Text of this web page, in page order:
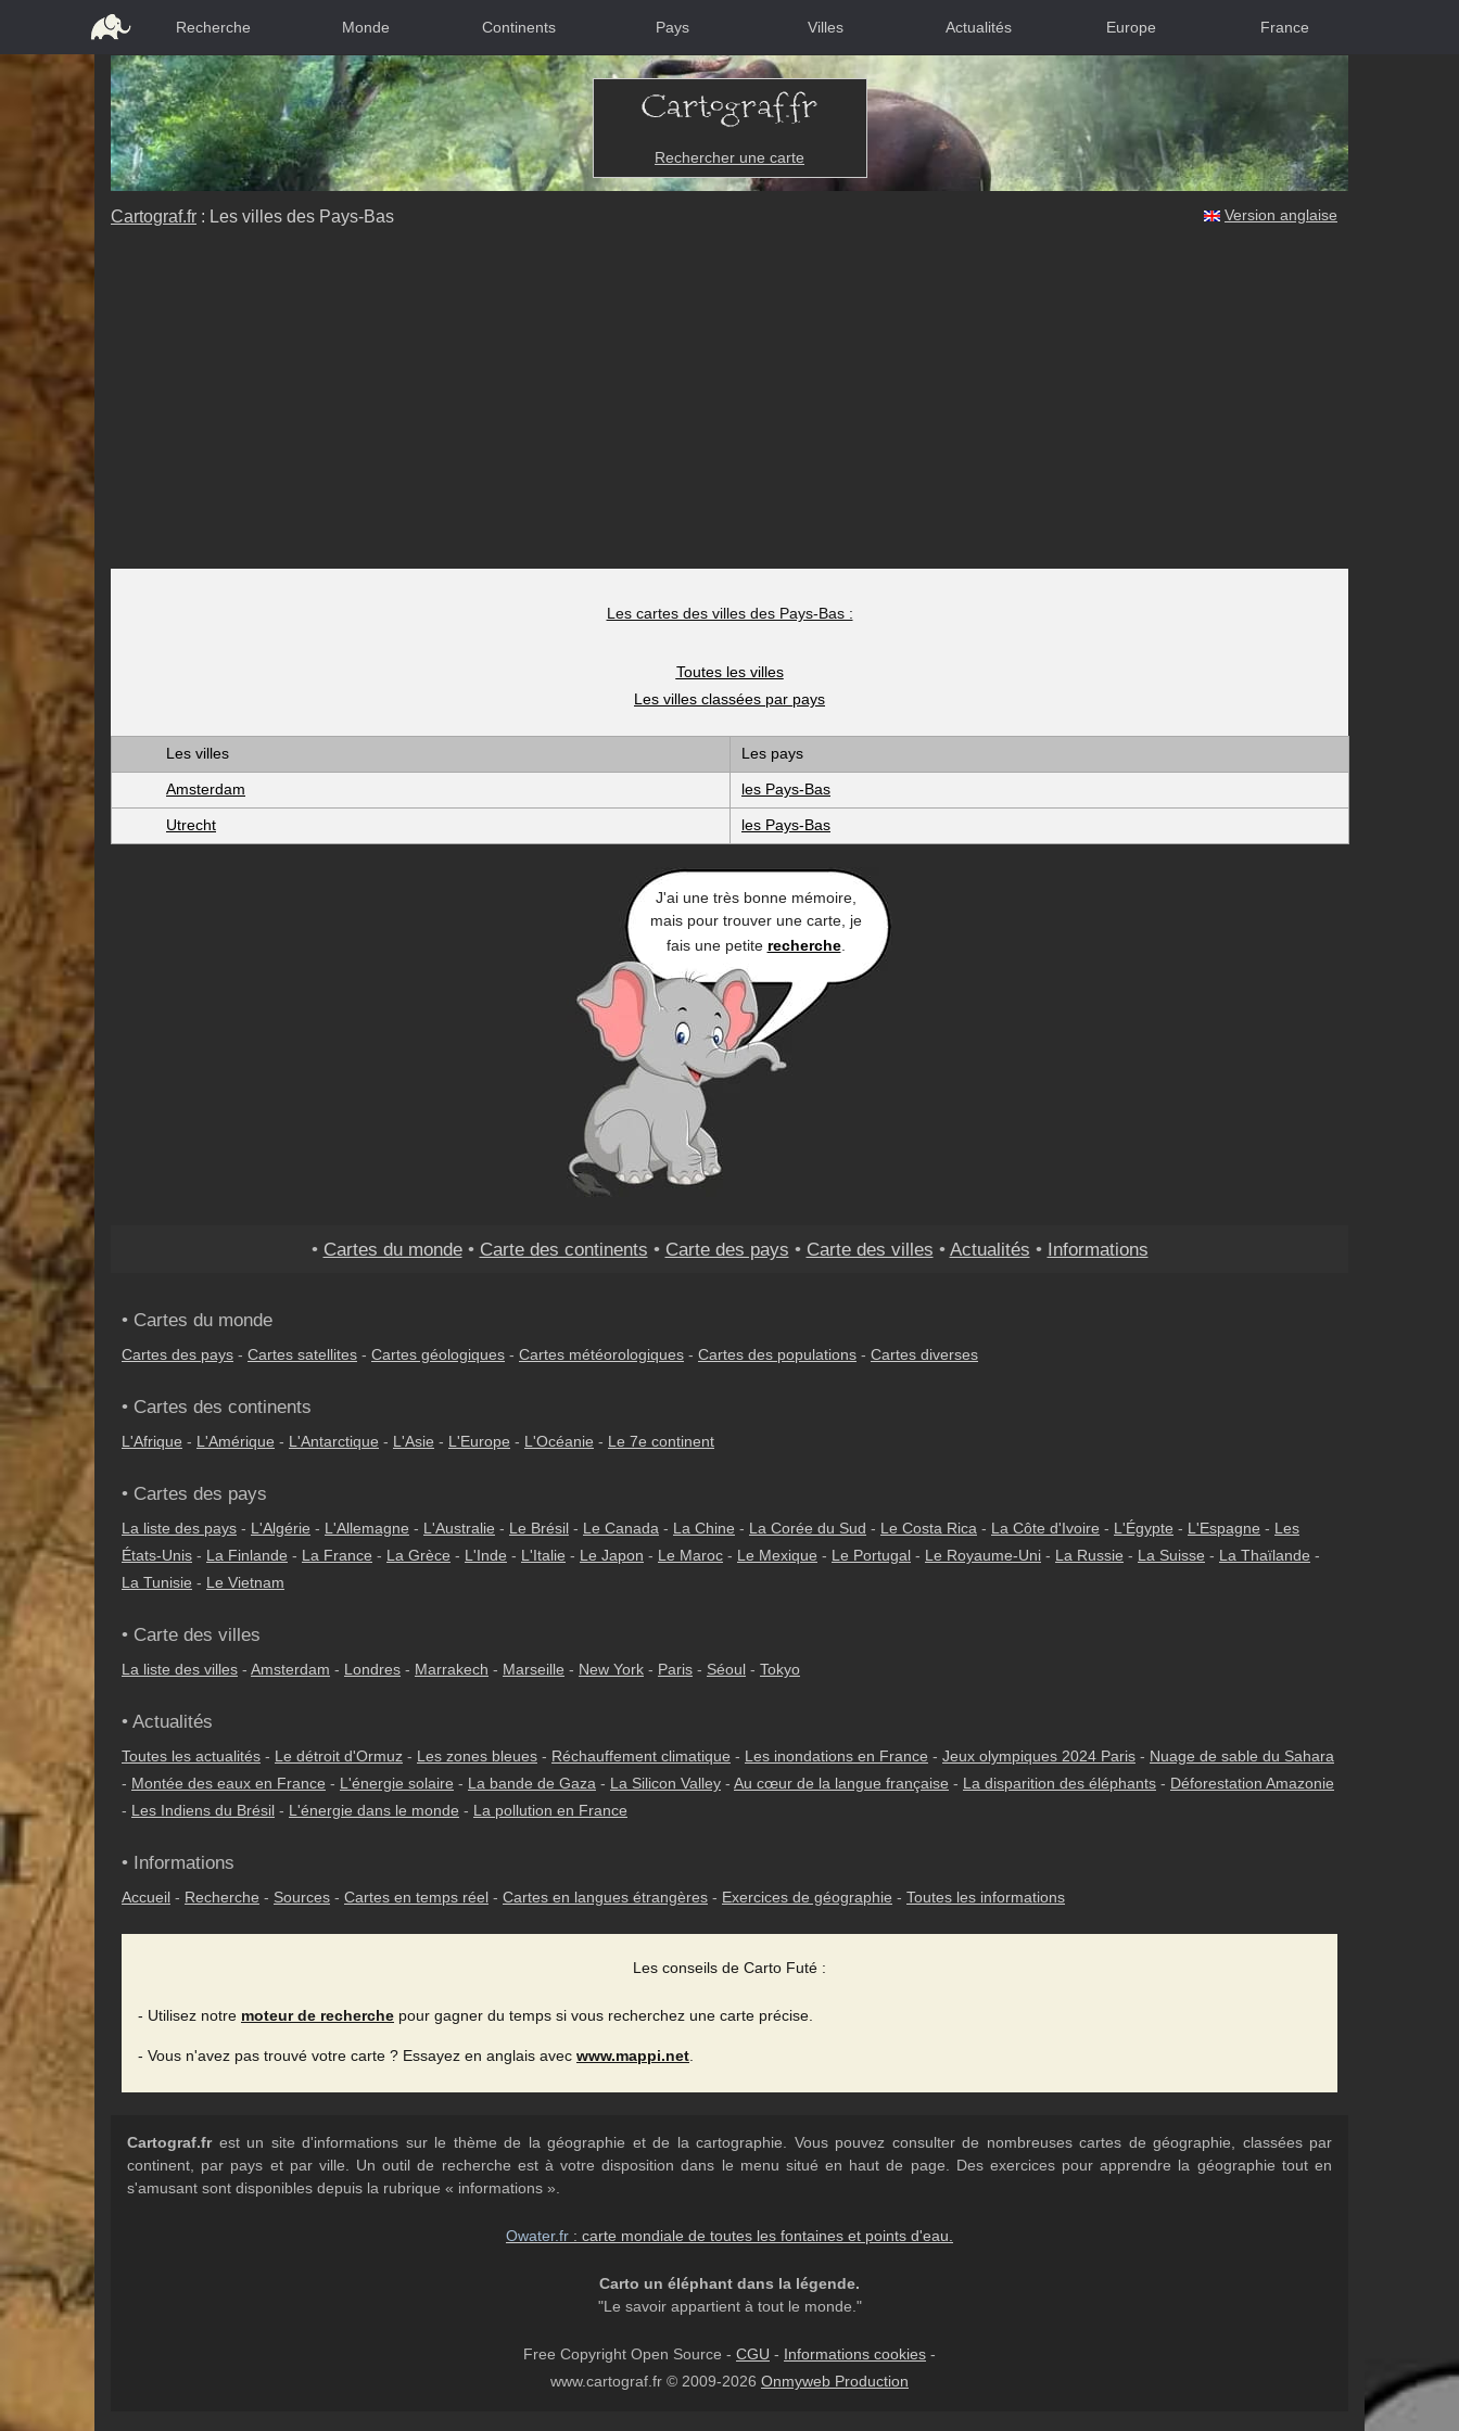
Recherche Monde Continents Pays Villes Actualités Europe France
Rechercher une carte
Cartograf.fr : Les villes des Pays-Bas Version anglaise
Les cartes des villes des Pays-Bas :
Toutes les villes
Les villes classées par pays
Les villes Les pays
Amsterdam les Pays-Bas
Utrecht les Pays-Bas
J'ai une très bonne mémoire,
mais pour trouver une carte, je
fais une petite recherche.
• Cartes du monde• Carte des continents • Carte des pays • Carte des villes • Actualités • Informations
• Cartes du monde
Cartes des pays - Cartes satellites - Cartes géologiques - Cartes météorologiques - Cartes des populations - Cartes diverses
• Cartes des continents
L'Afrique - L'Amérique - L'Antarctique - L'Asie - L'Europe - L'Océanie - Le 7e continent
• Cartes des pays
La liste des pays - L'Algérie - L'Allemagne - L'Australie - Le Brésil - Le Canada - La Chine - La Corée du Sud - Le Costa Rica - La Côte d'Ivoire - L'Égypte - L'Espagne - Les
États-Unis - La Finlande - La France - La Grèce - L'Inde - L'Italie - Le Japon - Le Maroc - Le Mexique - Le Portugal - Le Royaume-Uni - La Russie - La Suisse - La Thaïlande -
La Tunisie - Le Vietnam
• Carte des villes
La liste des villes - Amsterdam - Londres - Marrakech - Marseille - New York - Paris - Séoul - Tokyo
• Actualités
Toutes les actualités - Le détroit d'Ormuz - Les zones bleues - Réchauffement climatique - Les inondations en France - Jeux olympiques 2024 Paris - Nuage de sable du Sahara
- Montée des eaux en France - L'énergie solaire - La bande de Gaza - La Silicon Valley - Au cœur de la langue française - La disparition des éléphants - Déforestation Amazonie
- Les Indiens du Brésil - L'énergie dans le monde - La pollution en France
• Informations
Accueil - Recherche - Sources - Cartes en temps réel - Cartes en langues étrangères - Exercices de géographie - Toutes les informations
Les conseils de Carto Futé :
- Utilisez notre moteur de recherche pour gagner du temps si vous recherchez une carte précise.
- Vous n'avez pas trouvé votre carte ? Essayez en anglais avec www.mappi.net
Cartograf.frest un site d'informations sur le thème de la géographie et de la cartographie. Vous pouvez consulter de nombreuses cartes de géographie, classées par
continent, par pays et par ville. Un outil de recherche est à votre disposition dans le menu situé en haut de page. Des exercices pour apprendre la géographie tout en
s'amusant sont disponibles depuis la rubrique « informations ».
Owater.fr : carte mondiale de toutes les fontaines et points d'eau.
Carto un éléphant dans la légende.
"Le savoir appartient à tout le monde."
Free Copyright Open Source - CGU - Informations cookies -
www.cartograf.fr © 2009-2026 Onmyweb Production